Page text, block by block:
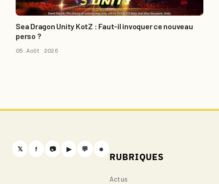
Sea Dragon Unity KotZ : Faut-il invoquer ce nouveau
perso ?
05 Août 2026
𝕏 f 📷 ▶ 💬 ⎈
RUBRIQUES
Actus